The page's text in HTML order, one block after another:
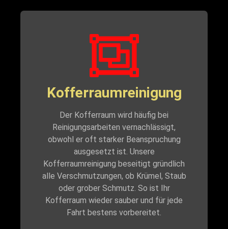
Kofferraumreinigung
Der Kofferraum wird häufig bei
Reinigungsarbeiten vernachlässigt,
obwohl er oft starker Beanspruchung
ausgesetzt ist. Unsere
Kofferraumreinigung beseitigt gründlich
alle Verschmutzungen, ob Krümel, Staub
oder grober Schmutz. So ist Ihr
Kofferraum wieder sauber und für jede
Fahrt bestens vorbereitet.